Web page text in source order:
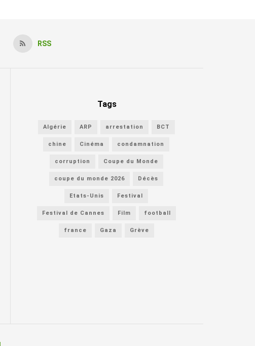
RSS
Tags
Algérie ARP arrestation BCT
chine Cinéma condamnation
corruption Coupe du Monde
coupe du monde 2026 Décès
Etats-Unis Festival
Festival de Cannes Film football
france Gaza Grève